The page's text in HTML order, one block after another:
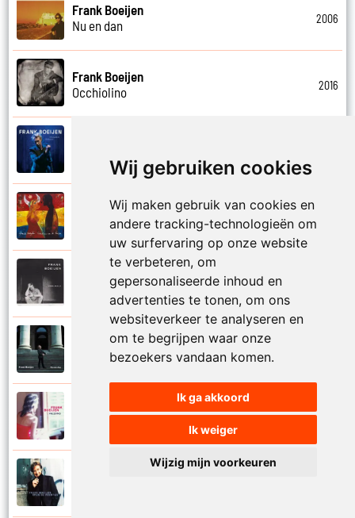
Wij gebruiken cookies
Wij maken gebruik van cookies en
andere tracking-technologieën om
uw surfervaring op onze website
te verbeteren, om
gepersonaliseerde inhoud en
advertenties te tonen, om ons
websiteverkeer te analyseren en
om te begrijpen waar onze
bezoekers vandaan komen.
Ik ga akkoord
Ik weiger
Wijzig mijn voorkeuren
Frank Boeijen
Nu en dan
2006
Frank Boeijen
Occhiolino
2016
Of ligt het aan mij
Frank Boeijen
Onder ons
Frank Boeijen
Onschuld
Frank Boeijen
Op een dag
Frank Boeijen